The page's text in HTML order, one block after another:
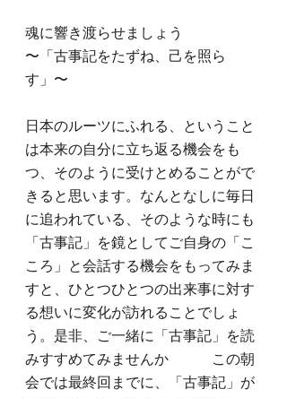
魂に響き渡らせましょう
〜「古事記をたずね、己を照ら
す」〜
日本のルーツにふれる、ということ
は本来の自分に立ち返る機会をも
つ、そのように受けとめることがで
きると思います。なんとなしに毎日
に追われている、そのような時にも
「古事記」を鏡としてご自身の「こ
ころ」と会話する機会をもってみま
すと、ひとつひとつの出来事に対す
る想いに変化が訪れることでしょ
う。是非、ご一緒に「古事記」を読
みすすめてみませんか　　　この朝
会では最終回までに、「古事記」が